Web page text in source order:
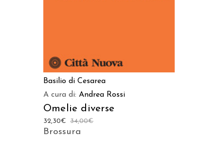
Basilio di Cesarea
A cura di: Andrea Rossi
Omelie diverse
34,00€
32,30€
Brossura